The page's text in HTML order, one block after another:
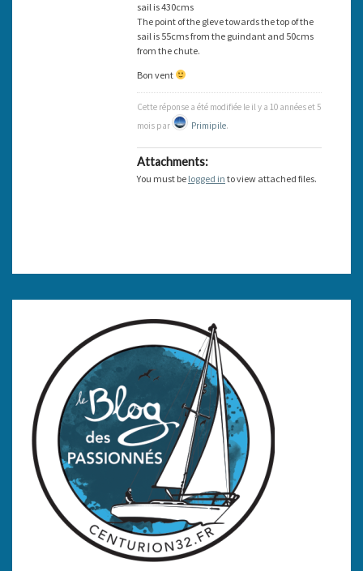
sail is 430cms
The point of the gleve towards the top of the
sail is 55cms from the guindant and 50cms
from the chute.
Bon vent
Cette réponse a été modifiée le il y a 10 années et 5
mois par
Primipile.
Attachments:
You must be logged in to view attached files.